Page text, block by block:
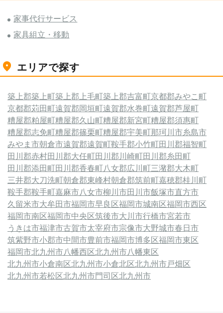
家事代行サービス
家具組立・移動
エリアで探す
築上郡築上町築上郡上毛町築上郡吉富町京都郡みやこ町
京都郡苅田町遠賀郡岡垣町遠賀郡水巻町遠賀郡芦屋町
糟屋郡粕屋町糟屋郡久山町糟屋郡新宮町糟屋郡須惠町
糟屋郡志免町糟屋郡篠栗町糟屋郡宇美町那珂川市糸島市
みやま市朝倉市遠賀郡遠賀町鞍手郡小竹町田川郡福智町
田川郡赤村田川郡大任町田川郡川崎町田川郡糸田町
田川郡添田町田川郡香春町八女郡広川町三潴郡大木町
三井郡大刀洗町朝倉郡東峰村朝倉郡筑前町嘉穂郡桂川町
鞍手郡鞍手町嘉麻市八女市柳川市田川市飯塚市直方市
久留米市大牟田市福岡市早良区福岡市城南区福岡市西区
福岡市南区福岡市中央区筑後市大川市行橋市宮若市
うきは市福津市古賀市太宰府市宗像市大野城市春日市
筑紫野市小郡市中間市豊前市福岡市博多区福岡市東区
福岡市北九州市八幡西区北九州市八幡東区
北九州市小倉南区北九州市小倉北区北九州市戸畑区
北九州市若松区北九州市門司区北九州市